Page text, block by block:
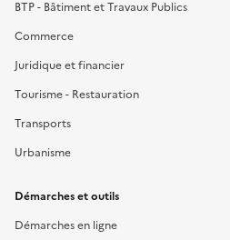
BTP - Bâtiment et Travaux Publics
Commerce
Juridique et financier
Tourisme - Restauration
Transports
Urbanisme
Démarches et outils
Démarches en ligne